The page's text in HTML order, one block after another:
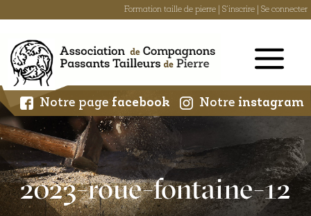
Formation taille de pierre S'inscrire Se connecter
content
Notre page facebook Notre instagram
2023-roue-fontaine-12